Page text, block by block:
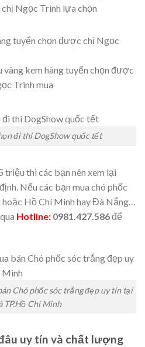
Ngọc Trinh lựa chọn
vàng kem hàng tuyển chọn được
Trinh mua
đi thi DogShow quốc tết
triệu thì các bạn nên xem lại
Nếu các bạn mua chó phốc
Hồ Chí Minh hay Đà Nắng…
Hotline: 0981.427.586để
Chó phốc sóc trắng đẹp uy tín tại
TP.Hồ Chí Minh
uy tín và chất lượng